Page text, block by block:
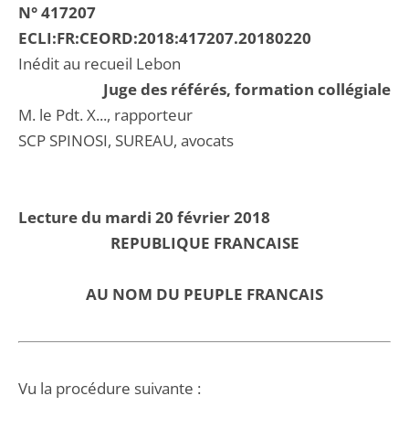
N° 417207
ECLI:FR:CEORD:2018:417207.20180220
Inédit au recueil Lebon
Juge des référés, formation collégiale
M. le Pdt. X..., rapporteur
SCP SPINOSI, SUREAU, avocats
Lecture du mardi 20 février 2018
REPUBLIQUE FRANCAISE
AU NOM DU PEUPLE FRANCAIS
Vu la procédure suivante :